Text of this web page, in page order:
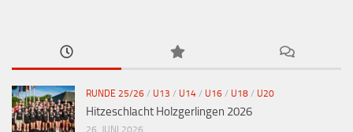
RUNDE 25/26 / U13 / U14 / U16 / U18 / U20
Hitzeschlacht Holzgerlingen 2026
26. JUNI 2026